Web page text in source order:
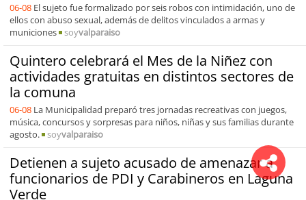
06-08 El sujeto fue formalizado por seis robos con intimidación, uno de
ellos con abuso sexual, además de delitos vinculados a armas y
municiones
soyvalparaiso
Quintero celebrará el Mes de la Niñez con
actividades gratuitas en distintos sectores de
la comuna
06-08 La Municipalidad preparó tres jornadas recreativas con juegos,
música, concursos y sorpresas para niños, niñas y sus familias durante
agosto.
soyvalparaiso
Detienen a sujeto acusado de amenazar a
funcionarios de PDI y Carabineros en Laguna
Verde